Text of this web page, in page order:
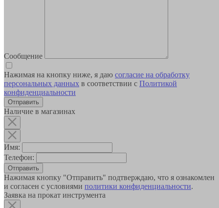
Сообщение
Нажимая на кнопку ниже, я даю согласие на обработку
персональных данных в соответствии с Политикой
конфиденциальности
Наличие в магазинах
Имя:
Телефон:
Отправить
Нажимая кнопку "Отправить" подтверждаю, что я ознакомлен
и согласен с условиями политики конфиденциальности.
Заявка на прокат инструмента